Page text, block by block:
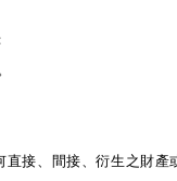
接、間接、衍生之財產